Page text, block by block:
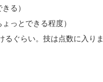
る）
っとできる程度）
ぐらい。技は点数に入り